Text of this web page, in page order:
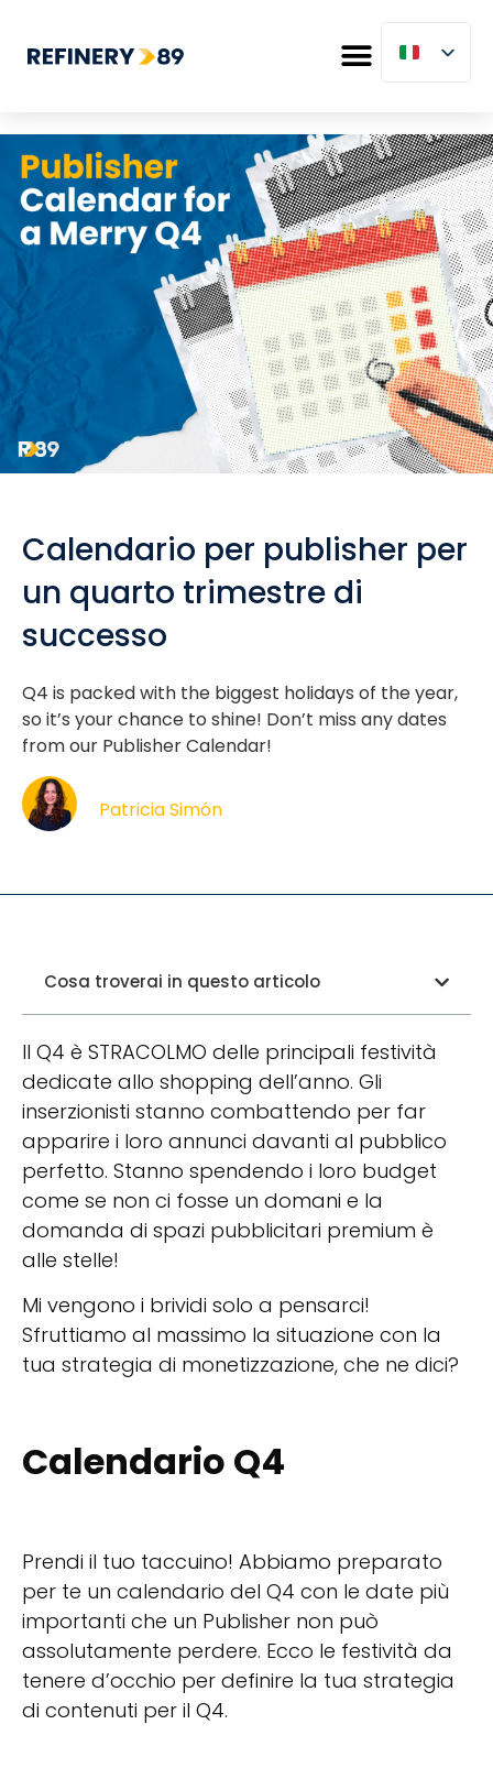
Calendario per publisher per
un quarto trimestre di
successo
Q4 is packed with the biggest holidays of the year,
so it’s your chance to shine! Don’t miss any dates
from our Publisher Calendar!
Patricia Simón
Cosa troverai in questo articolo
Il Q4 è STRACOLMO delle principali festività
dedicate allo shopping dell’anno. Gli
inserzionisti stanno combattendo per far
apparire i loro annunci davanti al pubblico
perfetto. Stanno spendendo i loro budget
come se non ci fosse un domani e la
domanda di spazi pubblicitari premium è
alle stelle!
Mi vengono i brividi solo a pensarci!
Sfruttiamo al massimo la situazione con la
tua strategia di monetizzazione, che ne dici?
Calendario Q4
Prendi il tuo taccuino! Abbiamo preparato
per te un calendario del Q4 con le date più
importanti che un Publisher non può
assolutamente perdere. Ecco le festività da
tenere d’occhio per definire la tua strategia
di contenuti per il Q4.